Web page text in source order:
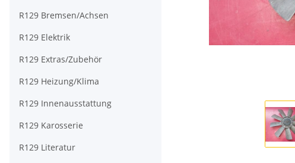
R129 Bremsen/Achsen
R129 Elektrik
R129 Extras/Zubehör
R129 Heizung/Klima
R129 Innenausstattung
R129 Karosserie
R129 Literatur